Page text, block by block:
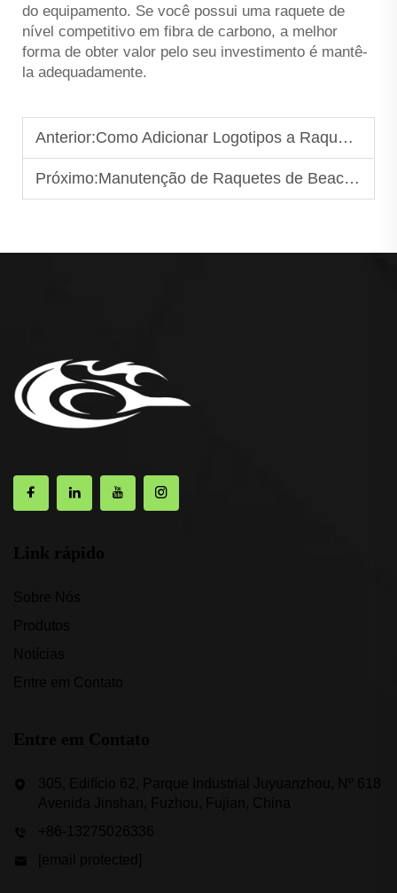
do equipamento. Se você possui uma raquete de
nível competitivo em fibra de carbono, a melhor
forma de obter valor pelo seu investimento é mantê-
la adequadamente.
Anterior:Como Adicionar Logotipos a Raquetes Personalizadas de Pickleball?
Próximo:Manutenção de Raquetes de Beach Tennis em Água Salgada